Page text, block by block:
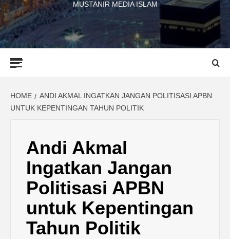
MUSTANIR MEDIA ISLAM
HOME
ANDI AKMAL INGATKAN JANGAN POLITISASI APBN
UNTUK KEPENTINGAN TAHUN POLITIK
Andi Akmal
Ingatkan Jangan
Politisasi APBN
untuk Kepentingan
Tahun Politik